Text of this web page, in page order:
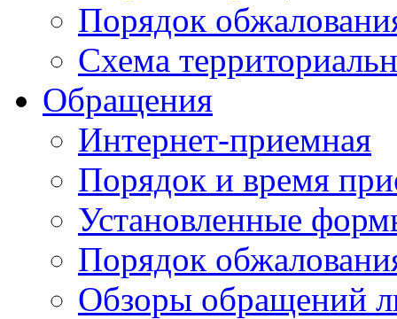
Порядок
Схема
Обращения
Интернет-приемная
Порядок и время
Установленные
Порядок
Обзоры обращений